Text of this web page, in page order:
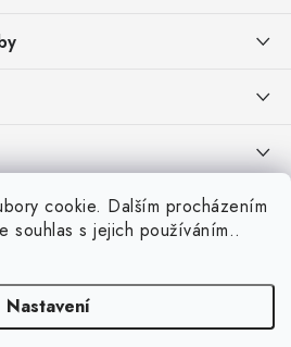
cookie. Dalším procházením
souhlas s jejich používáním..
Nastavení
Apple iPhone.
Recenze obchodu